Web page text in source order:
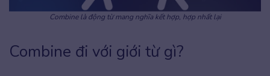
Combine là động từ mang nghĩa kết hợp, hợp nhất lại
Combine đi với giới từ gì?